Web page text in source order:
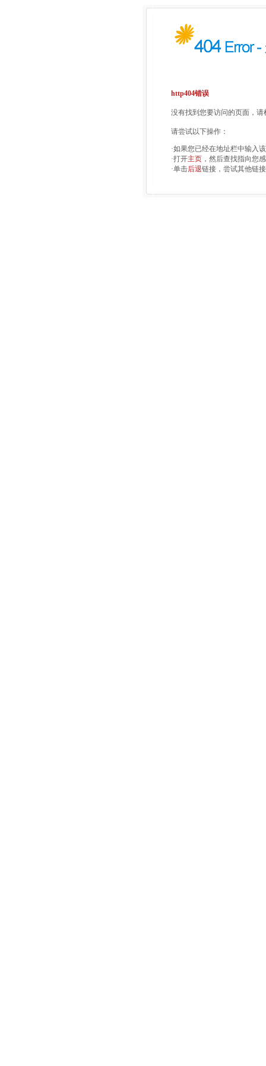
http404错误
没有找到您要访问的页面，
请尝试以下操作：
·如果您已经在地址栏中输入
·打开主页 ，然后查找指向您
·单击后退链接，尝试其他链